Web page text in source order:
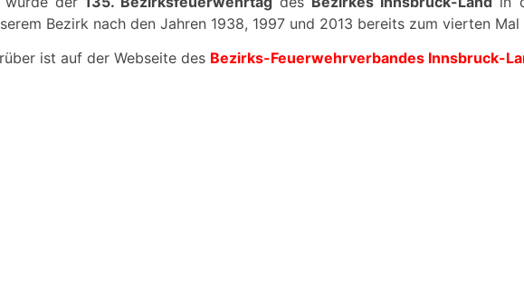
Bezirk nach den Jahren 1938, 1997 und 2013 bereits zum vierten
ist auf der Webseite des Bezirks-Feuerwehrverbandes Innsbruck-